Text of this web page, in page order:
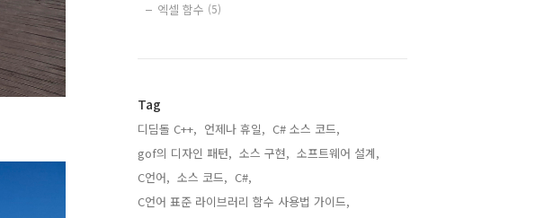
엑셀 함수 (5)
Tag
디딤돌 C++, 언제나 휴일, C# 소스 코드,
gof의 디자인 패턴, 소스 구현, 소프트웨어 설계,
C언어, 소스 코드, C#,
C언어 표준 라이브러리 함수 사용법 가이드,